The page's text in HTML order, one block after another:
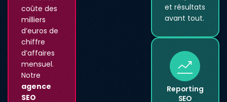
coûte des
milliers
d’euros de
chiffre
d’affaires
mensuel.
Notre
agence
SEO
et résultats
avant tout.
Reporting
SEO